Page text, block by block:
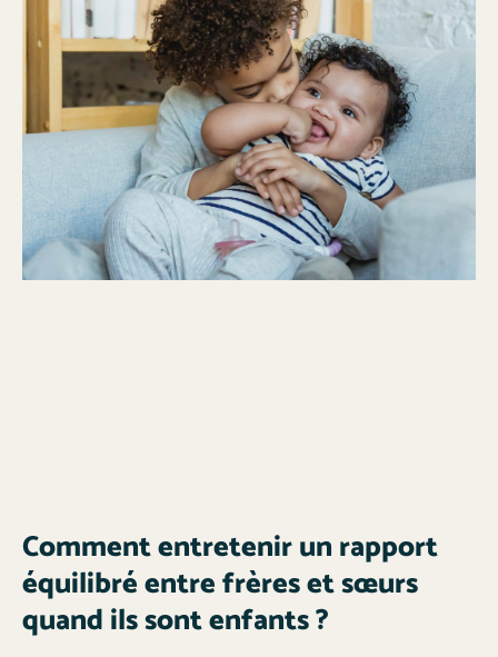
Comment entretenir un rapport
équilibré entre frères et sœurs
quand ils sont enfants ?